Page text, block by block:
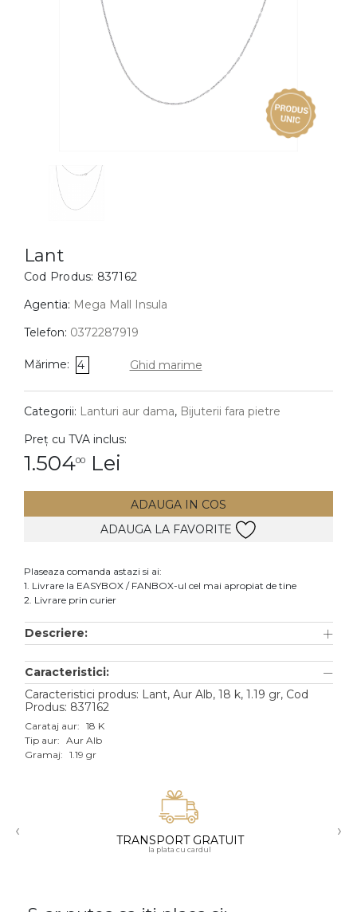
BIJUTERII COPII
Cercei
Bratari
Coliere
Lanturi
Pandantive
DIAMANTE Vezi toate
Cercei
Accesorii
Aur alb
Aur roz
Aur mixt
18K
Lant
Cod Produs: 837162
Agentia: Mega Mall Insula
Telefon: 0372287919
Mărime: 4 Ghid marime
Categorii: Lanturi aur dama, Bijuterii fara pietre
Preț cu TVA inclus:
1.50400 Lei
ADAUGA IN COS
ADAUGA LA FAVORITE
Plaseaza comanda astazi si ai:
1. Livrare la EASYBOX / FANBOX-ul cel mai apropiat de tine
2. Livrare prin curier
Descriere:
Caracteristici:
Caracteristici produs: Lant, Aur Alb, 18 k, 1.19 gr, Cod
Produs: 837162
Carataj aur: 18 K
Tip aur: Aur Alb
Gramaj: 1.19 gr
‹ TRANSPORT GRATUIT
la plata cu cardul
›